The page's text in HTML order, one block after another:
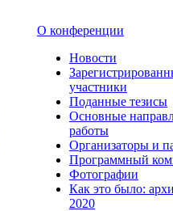
О конференции
Новости
участники
Поданные тезисы
Основные
работы
Организаторы и
Программный
Фотографии
Как это было:
2020